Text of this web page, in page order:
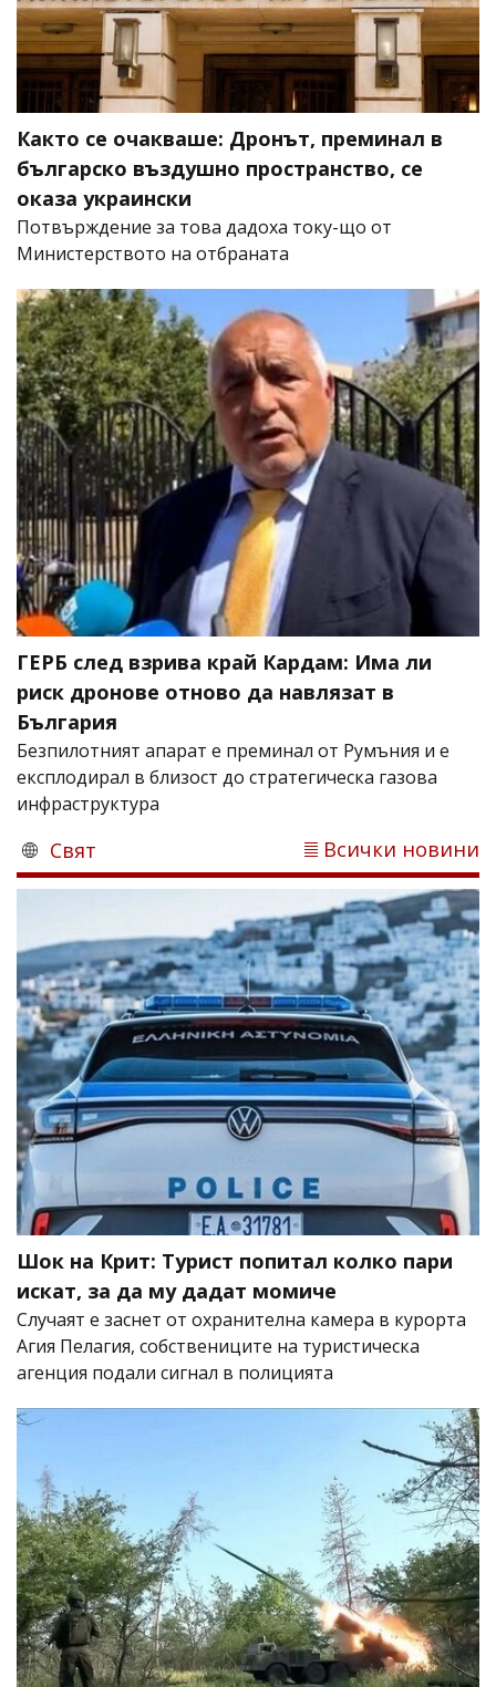
Както се очакваше: Дронът, преминал в
българско въздушно пространство, се
оказа украински
Потвърждение за това дадоха току-що от
Министерството на отбраната
ГЕРБ след взрива край Кардам: Има ли
риск дронове отново да навлязат в
България
Безпилотният апарат е преминал от Румъния и е
експлодирал в близост до стратегическа газова
инфраструктура
Свят Всички новини
Шок на Крит: Турист попитал колко пари
искат, за да му дадат момиче
Случаят е заснет от охранителна камера в курорта
Агия Пелагия, собствениците на туристическа
агенция подали сигнал в полицията